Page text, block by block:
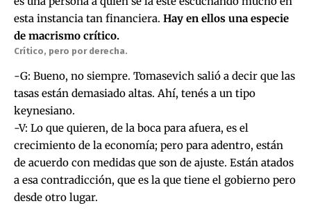
esta instancia tan financiera. Hay en ellos una especie
de macrismo crítico.
Crítico, pero por derecha.
-G: Bueno, no siempre. Tomasevich salió a decir que las
tasas están demasiado altas. Ahí, tenés a un tipo
keynesiano.
-V: Lo que quieren, de la boca para afuera, es el
crecimiento de la economía; pero para adentro, están
de acuerdo con medidas que son de ajuste. Están atados
a esa contradicción, que es la que tiene el gobierno pero
desde otro lugar.